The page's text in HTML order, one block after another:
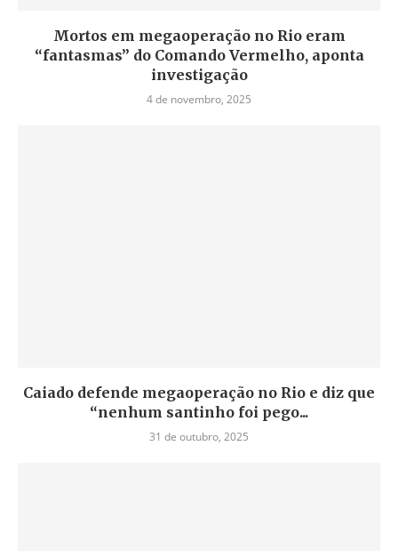
Mortos em megaoperação no Rio eram
“fantasmas” do Comando Vermelho, aponta
investigação
4 de novembro, 2025
Caiado defende megaoperação no Rio e diz que
“nenhum santinho foi pego...
31 de outubro, 2025